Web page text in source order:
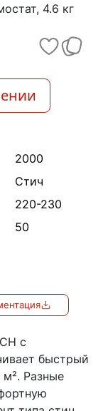
4.6 кг
2000
Стич
220-230
50
с
быстрый
Разные